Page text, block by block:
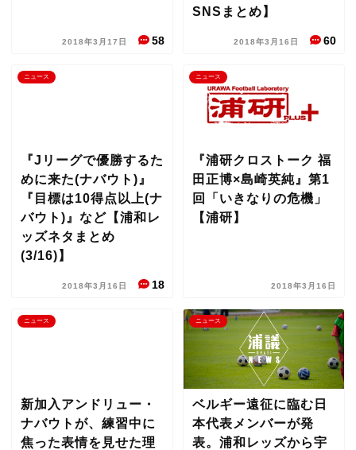
2018年3月17日 58
SNSまとめ】
2018年3月16日 60
ニュース
『Jリーグで優勝するた
めに来た(ナバウト)』
『目標は10得点以上(ナ
バウト)』など【浦和レ
ッズネタまとめ
(3/16)】
2018年3月16日 18
ニュース
『浦研クロストーク 福
田正博×島崎英純』第1
回「いきなりの危機」
【浦研】
2018年3月16日
ニュース
新加入アンドリュー・
ナバウトが、練習中に
焦った表情を見せた理
ニュース
ベルギー遠征に臨む日
本代表メンバーが発
表。浦和レッズから宇